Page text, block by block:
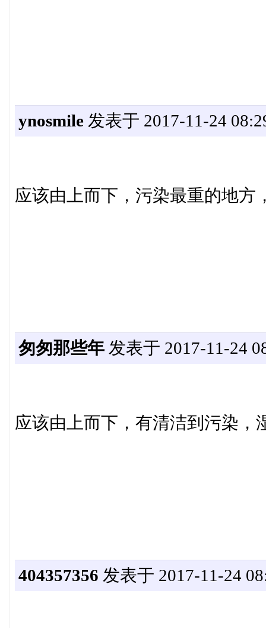
ynosmile发表于 2017-11-24
应该由上而下，污染最重的地方
匆匆那些年发表于 2017-11-24
应该由上而下，有清洁到污染，
404357356 发表于 2017-11-24